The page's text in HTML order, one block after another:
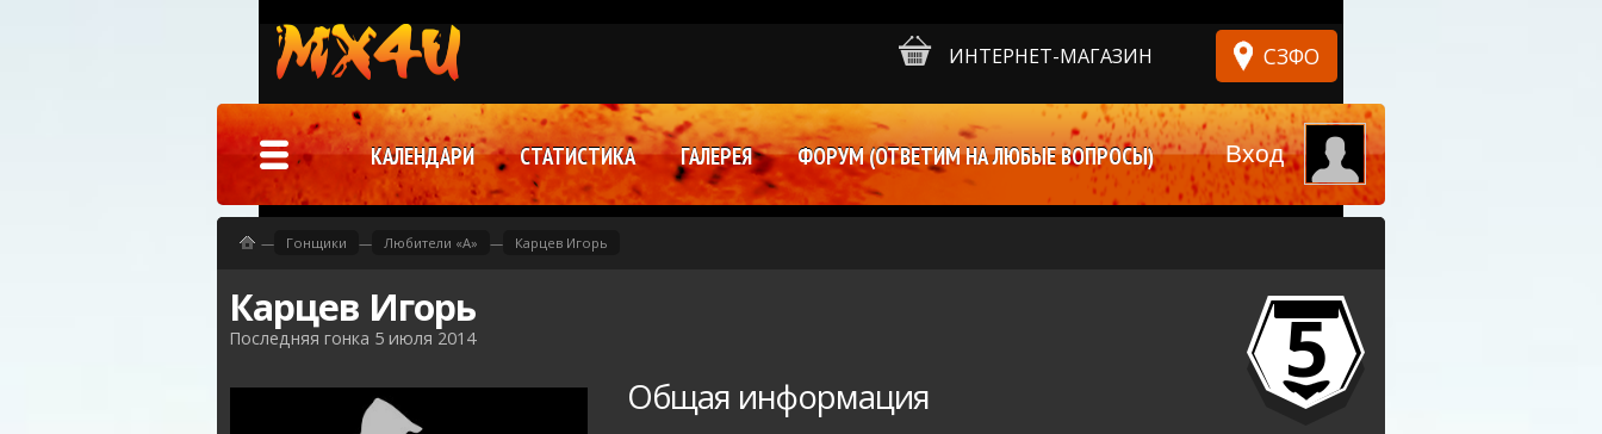
Карцев Игорь
Последняя гонка 5 июля 2014 5
Общая информация
— Гонщики — Любители «A» — Карцев Игорь
ИНТЕРНЕТ-МАГАЗИН СЗФО
КАЛЕНДАРИ СТАТИСТИКА ГАЛЕРЕЯ ФОРУМ (ОТВЕТИМ НА ЛЮБЫЕ ВОПРОСЫ) Вход